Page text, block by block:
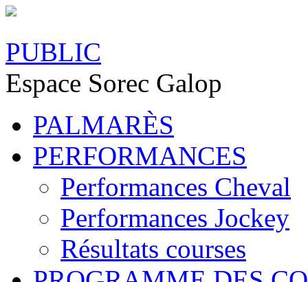
PUBLIC
Espace Sorec Galop
PALMARÈS
PERFORMANCES
Performances Cheval
Performances Jockey
Résultats courses